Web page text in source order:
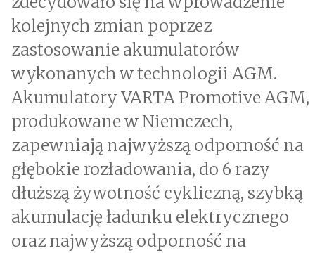
kolejnych zmian poprzez
zastosowanie akumulatorów
wykonanych w technologii AGM.
Akumulatory VARTA Promotive AGM,
produkowane w Niemczech,
zapewniają najwyższą odporność na
głębokie rozładowania, do 6 razy
dłuższą żywotność cykliczną, szybką
akumulację ładunku elektrycznego
oraz najwyższą odporność na